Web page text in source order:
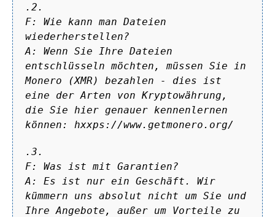
.2.
F: Wie kann man Dateien
wiederherstellen?
A: Wenn Sie Ihre Dateien
entschlüsseln möchten, müssen Sie in
Monero (XMR) bezahlen - dies ist
eine der Arten von Kryptowährung,
die Sie hier genauer kennenlernen
können: hxxps://www.getmonero.org/
.3.
F: Was ist mit Garantien?
A: Es ist nur ein Geschäft. Wir
kümmern uns absolut nicht um Sie und
Ihre Angebote, außer um Vorteile zu